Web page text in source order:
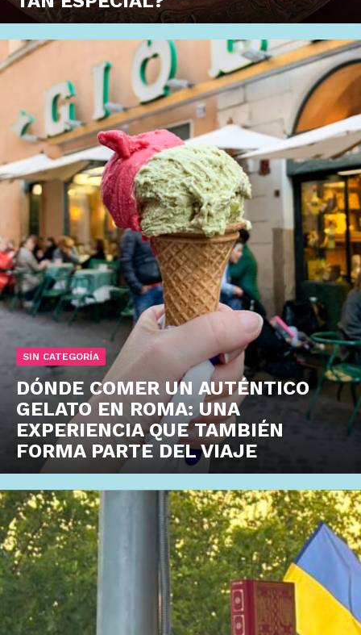
SIN CATEGORÍA
DÓNDE COMER UN AUTÉNTICO
GELATO EN ROMA: UNA
EXPERIENCIA QUE TAMBIÉN
FORMA PARTE DEL VIAJE